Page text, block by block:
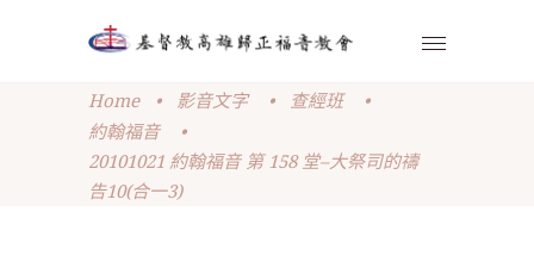
Home • 影音文字 • 查經班
•
約翰福音
•
20101021 約翰福音 第 158 堂–大祭司的禱
告10(合一3)